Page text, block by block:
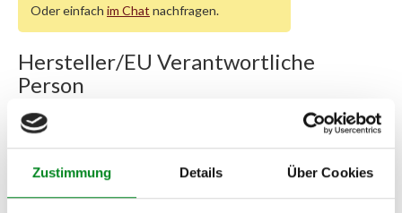
Zustimmung Details Über Cookies
Oder einfach im Chat nachfragen.
Hersteller/EU Verantwortliche
Person
Hersteller
Am Wasserturm 55, Coesfeld, NRW, 48653, DE